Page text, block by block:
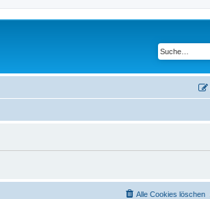
Alle Cookies löschen